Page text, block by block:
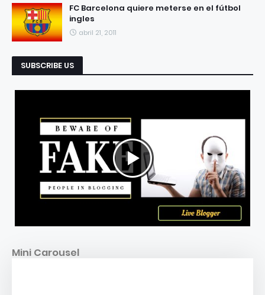
FC Barcelona quiere meterse en el fútbol
ingles
abril 21, 2011
SUBSCRIBE US
Mini Carousel